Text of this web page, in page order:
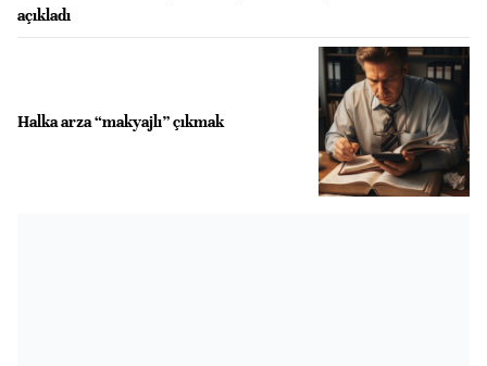
açıkladı
Halka arza “makyajlı” çıkmak